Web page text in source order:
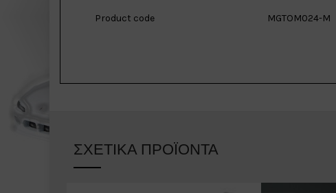
Product code MGTOM024-M
ΣΧΕΤΙΚΆ ΠΡΟΪΌΝΤΑ